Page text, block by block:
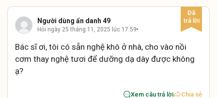
Người dùng ẩn danh 49
Hỏi ngày 25 tháng 11, 2025 lúc 17:59
Bác sĩ ơi, tôi có sẵn nghệ khô ở nhà, cho vào nồi
cơm thay nghệ tươi để dưỡng dạ dày được không
ạ?
Xem câu trả lời Chia sẻ